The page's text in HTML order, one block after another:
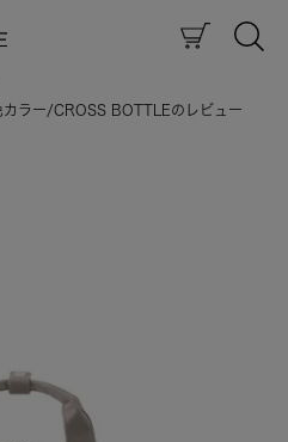
カラー/CROSS BOTTLEのレビュー